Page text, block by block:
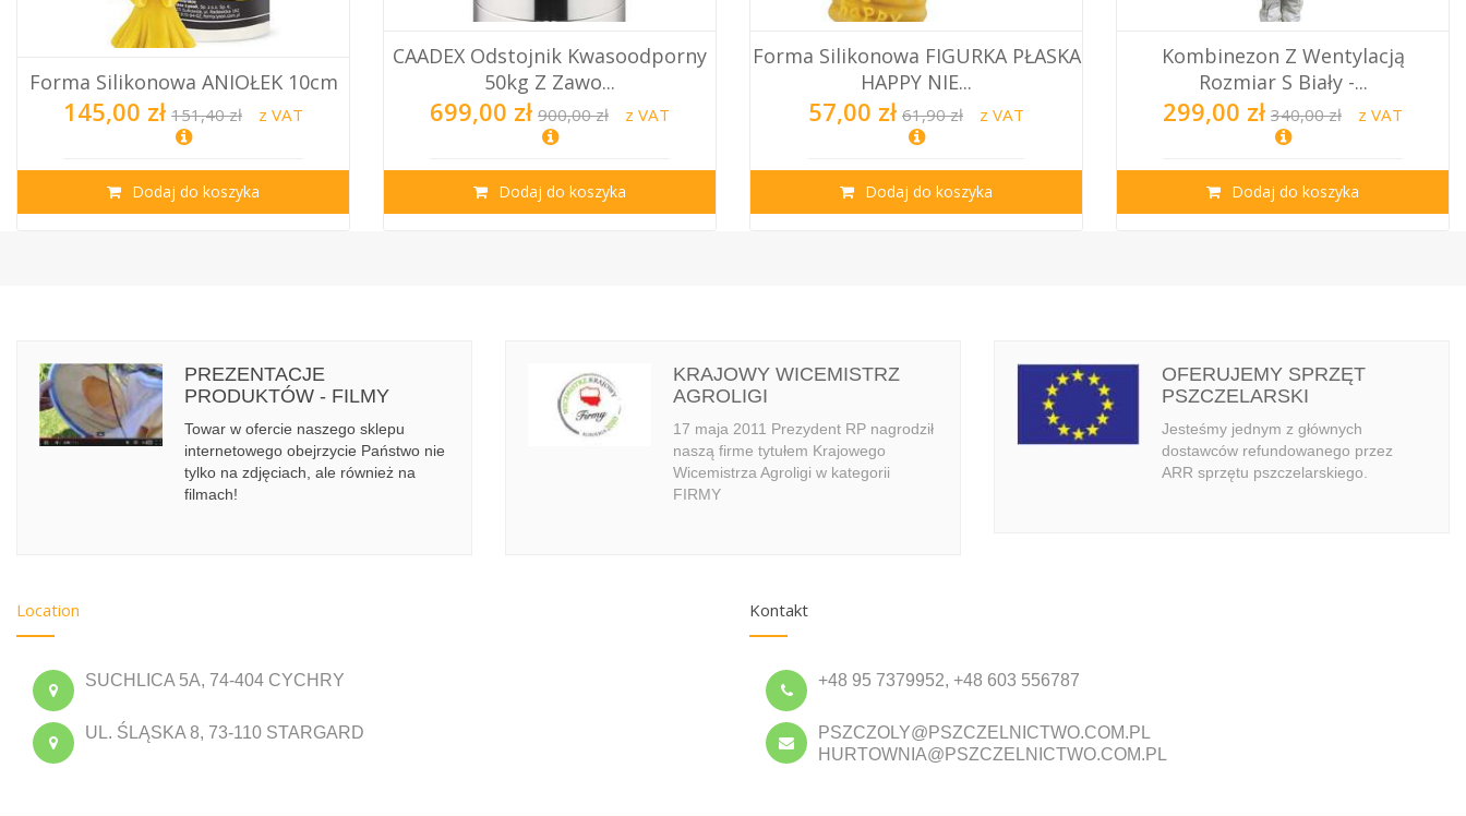
Forma Silikonowa ANIOŁEK 10cm
145,00 zł 151,40 zł z VAT
Dodaj do koszyka
CAADEX Odstojnik Kwasoodporny
50kg Z Zawo...
699,00 zł 900,00 zł z VAT
Dodaj do koszyka
Forma Silikonowa FIGURKA PŁASKA
HAPPY NIE...
57,00 zł 61,90 zł z VAT
Dodaj do koszyka
Kombinezon Z Wentylacją
Rozmiar S Biały -...
299,00 zł 340,00 zł z VAT
Dodaj do koszyka
PREZENTACJE
PRODUKTÓW - FILMY
Towar w ofercie naszego sklepu
internetowego obejrzycie Państwo nie
tylko na zdjęciach, ale również na
filmach!
KRAJOWY WICEMISTRZ
AGROLIGI
17 maja 2011 Prezydent RP nagrodził
naszą firme tytułem Krajowego
Wicemistrza Agroligi w kategorii
FIRMY
OFERUJEMY SPRZĘT
PSZCZELARSKI
Jesteśmy jednym z głównych
dostawców refundowanego przez
ARR sprzętu pszczelarskiego.
Location
SUCHLICA 5A, 74-404 CYCHRY
UL. ŚLĄSKA 8, 73-110 STARGARD
Kontakt
+48 95 7379952, +48 603 556787
PSZCZOLY@PSZCZELNICTWO.COM.PL
HURTOWNIA@PSZCZELNICTWO.COM.PL